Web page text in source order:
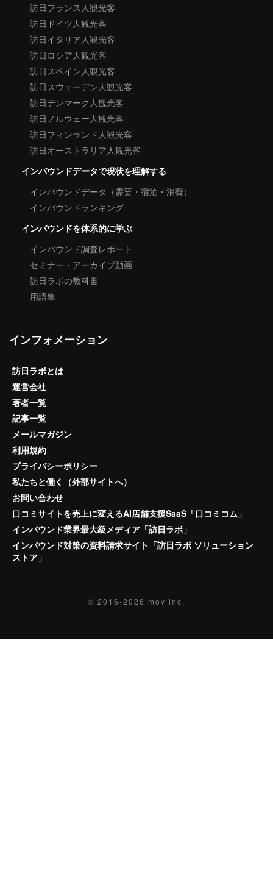
訪日フランス人観光客
訪日ドイツ人観光客
訪日イタリア人観光客
訪日ロシア人観光客
訪日スペイン人観光客
訪日スウェーデン人観光客
訪日デンマーク人観光客
訪日ノルウェー人観光客
訪日フィンランド人観光客
訪日オーストラリア人観光客
インバウンドデータで現状を理解する
インバウンドデータ（需要・宿泊・消費）
インバウンドランキング
インバウンドを体系的に学ぶ
インバウンド調査レポート
セミナー・アーカイブ動画
訪日ラボの教科書
用語集
インフォメーション
訪日ラボとは
運営会社
著者一覧
記事一覧
メールマガジン
利用規約
プライバシーポリシー
私たちと働く（外部サイトへ）
お問い合わせ
口コミサイトを売上に変えるAI店舗支援SaaS「口コミコム」
インバウンド業界最大級メディア「訪日ラボ」
インバウンド対策の資料請求サイト「訪日ラボ ソリューション
ストア」
© 2016-2026 mov inc.